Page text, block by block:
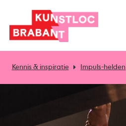
Kennis & inspiratie Impuls-helden